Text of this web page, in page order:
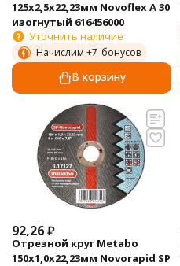
125х2,5х22,23мм Novoflex A 30
изогнутый 616456000
Уточнить наличие
Начислим +7 бонусов
В корзину
92,26₽
Отрезной круг Metabo
150х1,0х22,23мм Novorapid SP